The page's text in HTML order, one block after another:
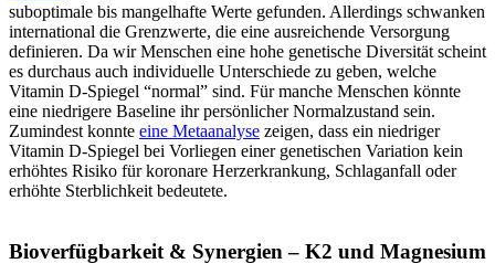
suboptimale bis mangelhafte Werte gefunden. Allerdings schwanken
international die Grenzwerte, die eine ausreichende Versorgung
definieren. Da wir Menschen eine hohe genetische Diversität scheint
es durchaus auch individuelle Unterschiede zu geben, welche
Vitamin D-Spiegel “normal” sind. Für manche Menschen könnte
eine niedrigere Baseline ihr persönlicher Normalzustand sein.
Zumindest konnte eine Metaanalyse zeigen, dass ein niedriger
Vitamin D-Spiegel bei Vorliegen einer genetischen Variation kein
erhöhtes Risiko für koronare Herzerkrankung, Schlaganfall oder
erhöhte Sterblichkeit bedeutete.
Bioverfügbarkeit & Synergien – K2 und Magnesium